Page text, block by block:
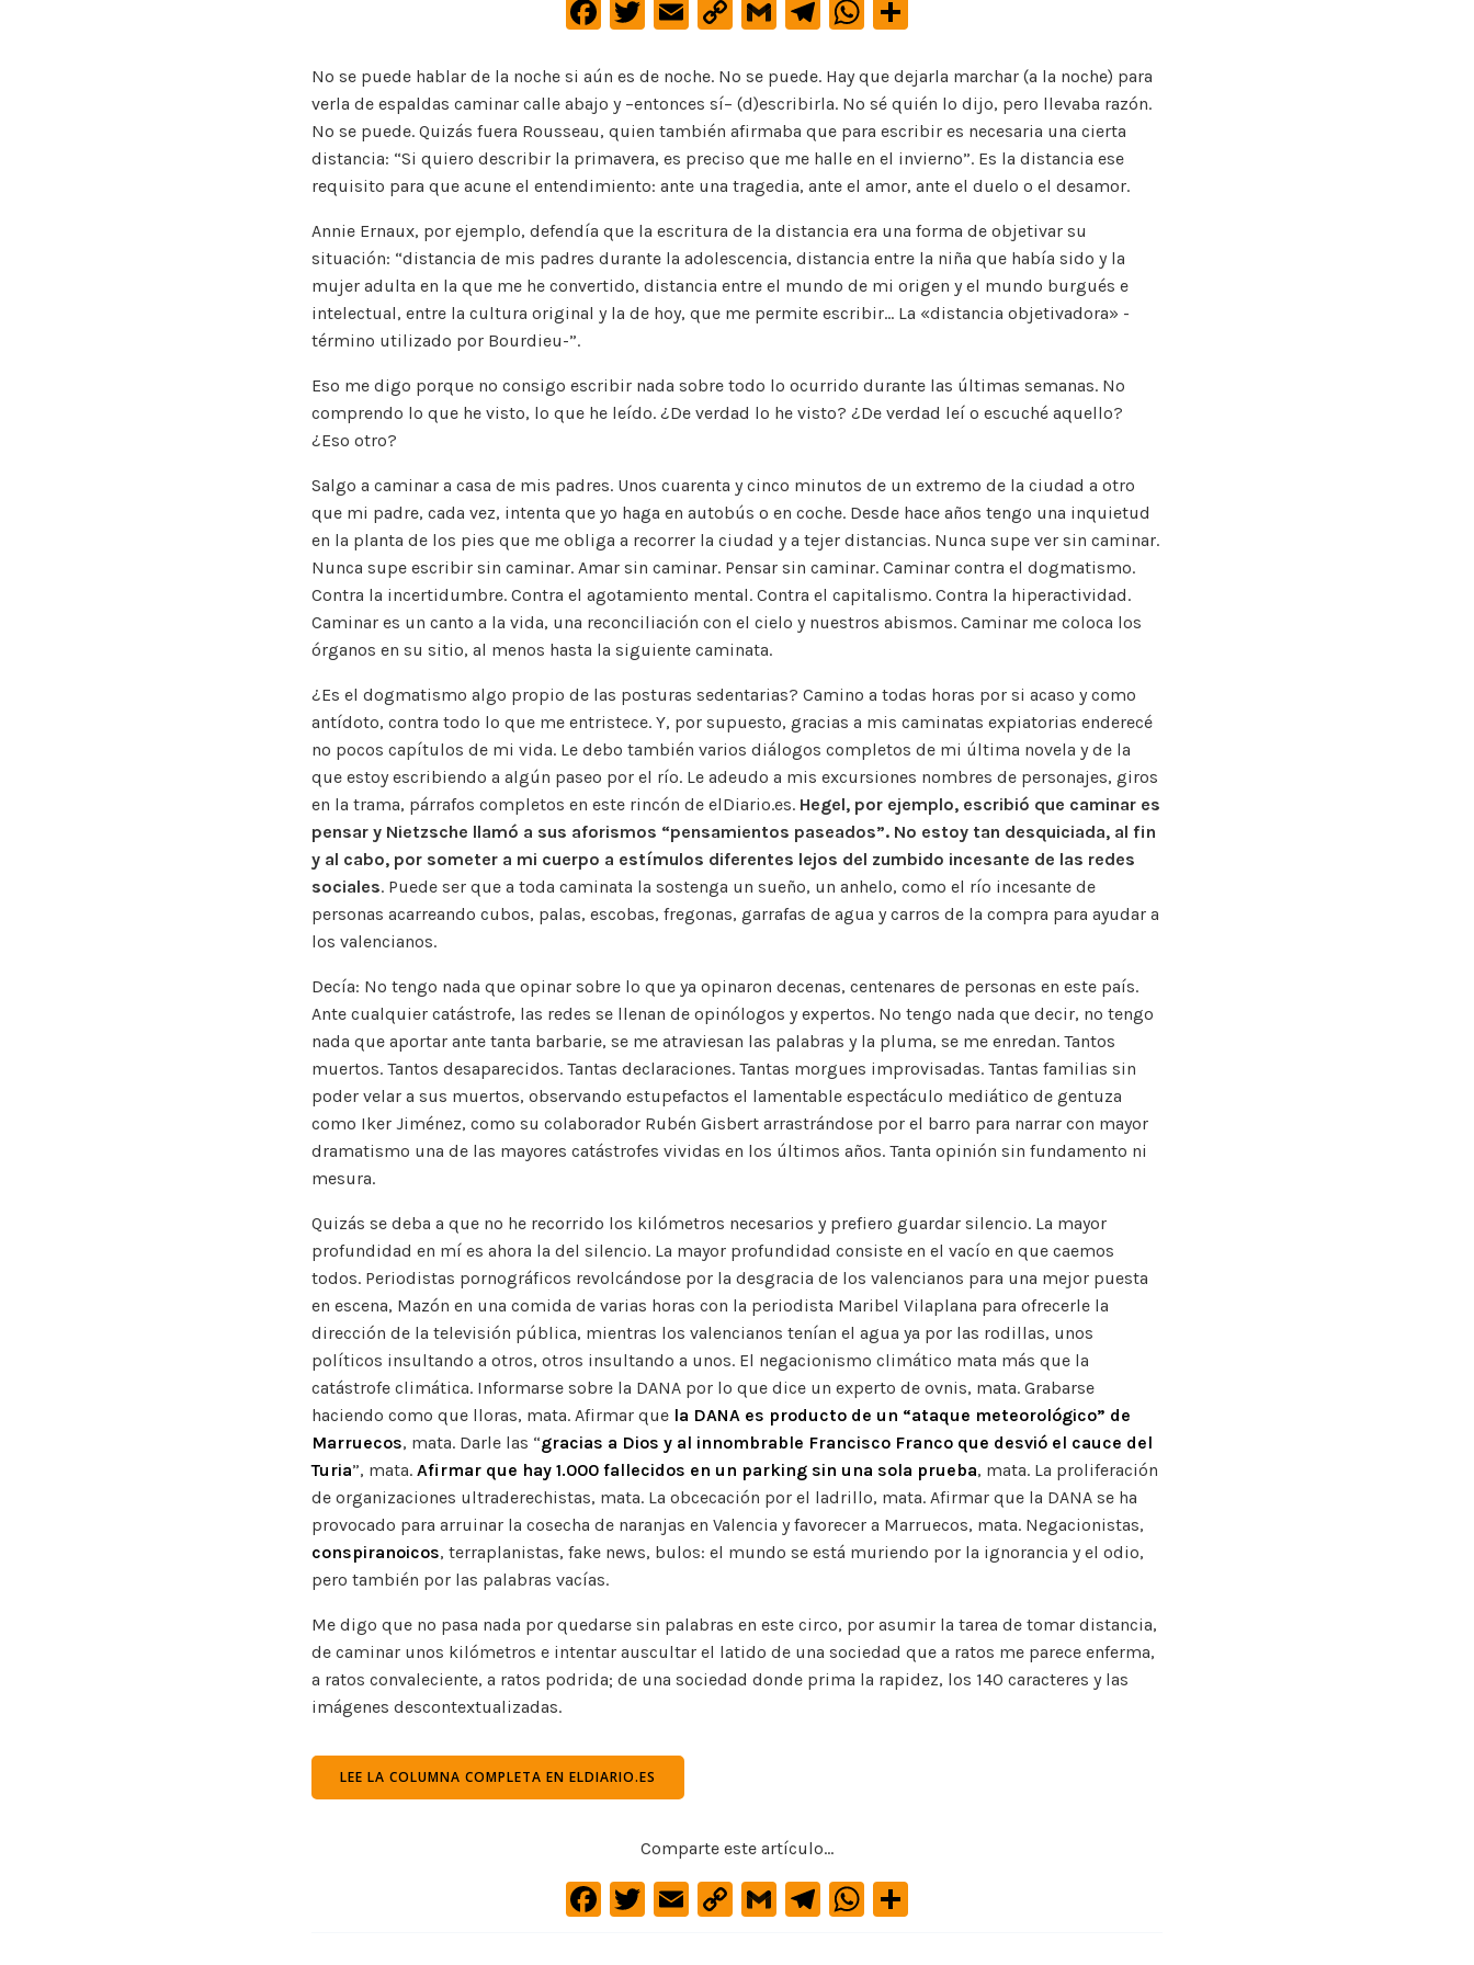
F
c
e
b
o
o
k
T
it
te
r
E
ai
l
C
p
y
Li
n
k
G
ai
l
Te
gr
a
m
W
at
s
A
p
p
m
p
ar
ti
r
No se puede hablar de la noche si aún es de noche. No se puede. Hay que dejarla marchar (a la noche) para
verla de espaldas caminar calle abajo y –entonces sí– (d)escribirla. No sé quién lo dijo, pero llevaba razón.
No se puede. Quizás fuera Rousseau, quien también afirmaba que para escribir es necesaria una cierta
distancia: “Si quiero describir la primavera, es preciso que me halle en el invierno”. Es la distancia ese
requisito para que acune el entendimiento: ante una tragedia, ante el amor, ante el duelo o el desamor.
Annie Ernaux, por ejemplo, defendía que la escritura de la distancia era una forma de objetivar su
situación: “distancia de mis padres durante la adolescencia, distancia entre la niña que había sido y la
mujer adulta en la que me he convertido, distancia entre el mundo de mi origen y el mundo burgués e
intelectual, entre la cultura original y la de hoy, que me permite escribir… La «distancia objetivadora» -
término utilizado por Bourdieu-”.
Eso me digo porque no consigo escribir nada sobre todo lo ocurrido durante las últimas semanas. No
comprendo lo que he visto, lo que he leído. ¿De verdad lo he visto? ¿De verdad leí o escuché aquello?
¿Eso otro?
Salgo a caminar a casa de mis padres. Unos cuarenta y cinco minutos de un extremo de la ciudad a otro
que mi padre, cada vez, intenta que yo haga en autobús o en coche. Desde hace años tengo una inquietud
en la planta de los pies que me obliga a recorrer la ciudad y a tejer distancias. Nunca supe ver sin caminar.
Nunca supe escribir sin caminar. Amar sin caminar. Pensar sin caminar. Caminar contra el dogmatismo.
Contra la incertidumbre. Contra el agotamiento mental. Contra el capitalismo. Contra la hiperactividad.
Caminar es un canto a la vida, una reconciliación con el cielo y nuestros abismos. Caminar me coloca los
órganos en su sitio, al menos hasta la siguiente caminata.
¿Es el dogmatismo algo propio de las posturas sedentarias? Camino a todas horas por si acaso y como
antídoto, contra todo lo que me entristece. Y, por supuesto, gracias a mis caminatas expiatorias enderecé
no pocos capítulos de mi vida. Le debo también varios diálogos completos de mi última novela y de la
que estoy escribiendo a algún paseo por el río. Le adeudo a mis excursiones nombres de personajes, giros
en la trama, párrafos completos en este rincón de elDiario.es. Hegel, por ejemplo, escribió que caminar es
pensar y Nietzsche llamó a sus aforismos “pensamientos paseados”. No estoy tan desquiciada, al fin
y al cabo, por someter a mi cuerpo a estímulos diferentes lejos del zumbido incesante de las redes
sociales. Puede ser que a toda caminata la sostenga un sueño, un anhelo, como el río incesante de
personas acarreando cubos, palas, escobas, fregonas, garrafas de agua y carros de la compra para ayudar a
los valencianos.
Decía: No tengo nada que opinar sobre lo que ya opinaron decenas, centenares de personas en este país.
Ante cualquier catástrofe, las redes se llenan de opinólogos y expertos. No tengo nada que decir, no tengo
nada que aportar ante tanta barbarie, se me atraviesan las palabras y la pluma, se me enredan. Tantos
muertos. Tantos desaparecidos. Tantas declaraciones. Tantas morgues improvisadas. Tantas familias sin
poder velar a sus muertos, observando estupefactos el lamentable espectáculo mediático de gentuza
como Iker Jiménez, como su colaborador Rubén Gisbert arrastrándose por el barro para narrar con mayor
dramatismo una de las mayores catástrofes vividas en los últimos años. Tanta opinión sin fundamento ni
mesura.
Quizás se deba a que no he recorrido los kilómetros necesarios y prefiero guardar silencio. La mayor
profundidad en mí es ahora la del silencio. La mayor profundidad consiste en el vacío en que caemos
todos. Periodistas pornográficos revolcándose por la desgracia de los valencianos para una mejor puesta
en escena, Mazón en una comida de varias horas con la periodista Maribel Vilaplana para ofrecerle la
dirección de la televisión pública, mientras los valencianos tenían el agua ya por las rodillas, unos
políticos insultando a otros, otros insultando a unos. El negacionismo climático mata más que la
catástrofe climática. Informarse sobre la DANA por lo que dice un experto de ovnis, mata. Grabarse
haciendo como que lloras, mata. Afirmar que la DANA es producto de un “ataque meteorológico” de
Marruecos, mata. Darle las “gracias a Dios y al innombrable Francisco Franco que desvió el cauce del
Turia”, mata. Afirmar que hay 1.000 fallecidos en un parking sin una sola prueba, mata. La proliferación
de organizaciones ultraderechistas, mata. La obcecación por el ladrillo, mata. Afirmar que la DANA se ha
provocado para arruinar la cosecha de naranjas en Valencia y favorecer a Marruecos, mata. Negacionistas,
conspiranoicos, terraplanistas, fake news, bulos: el mundo se está muriendo por la ignorancia y el odio,
pero también por las palabras vacías.
Me digo que no pasa nada por quedarse sin palabras en este circo, por asumir la tarea de tomar distancia,
de caminar unos kilómetros e intentar auscultar el latido de una sociedad que a ratos me parece enferma,
a ratos convaleciente, a ratos podrida; de una sociedad donde prima la rapidez, los 140 caracteres y las
imágenes descontextualizadas.
LEE LA COLUMNA COMPLETA EN ELDIARIO.ES
Comparte este artículo...
F
T
E
C G Te W